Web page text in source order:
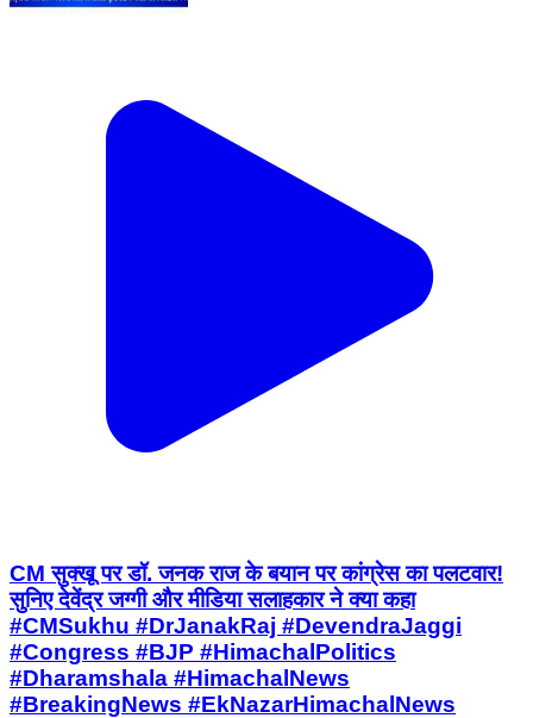
CM सुक्खू पर डॉ. जनक राज के बयान पर कांग्रेस का पलटवार!
सुनिए देवेंद्र जग्गी और मीडिया सलाहकार ने क्या कहा
#CMSukhu #DrJanakRaj #DevendraJaggi
#Congress #BJP #HimachalPolitics
#Dharamshala #HimachalNews
#BreakingNews #EkNazarHimachalNews